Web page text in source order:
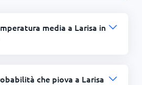
media a Larisa in
che piova a Larisa